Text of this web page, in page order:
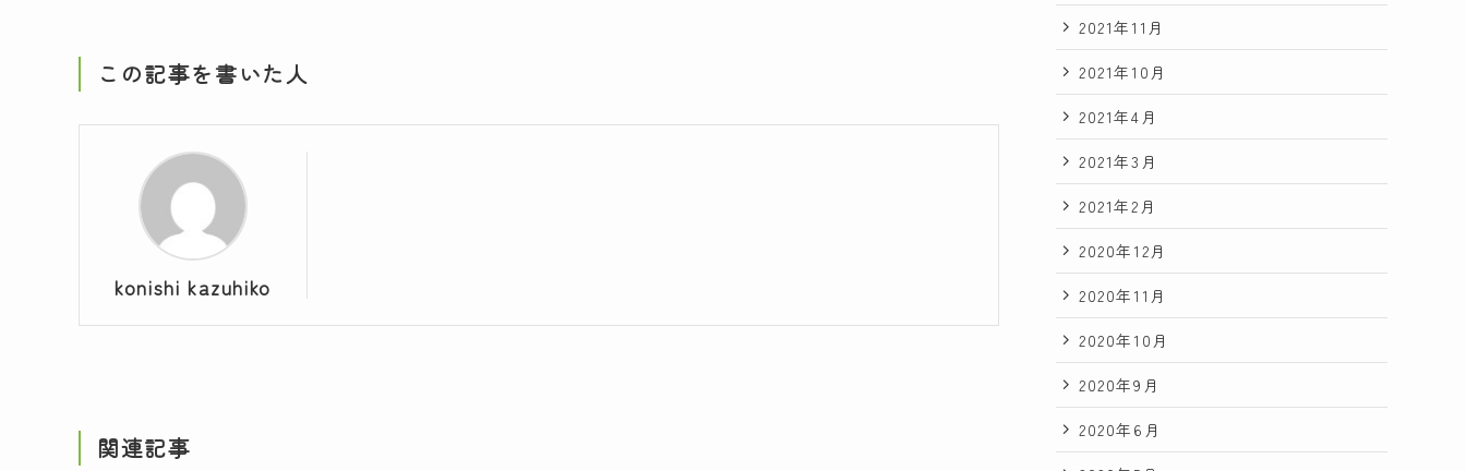
この記事を書いた人
konishi kazuhiko
関連記事
2021年11月
2021年10月
2021年4月
2021年3月
2021年2月
2020年12月
2020年11月
2020年10月
2020年9月
2020年6月